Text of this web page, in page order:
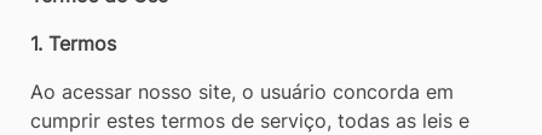
1. Termos
Ao acessar nosso site, o usuário concorda em
cumprir estes termos de serviço, todas as leis e